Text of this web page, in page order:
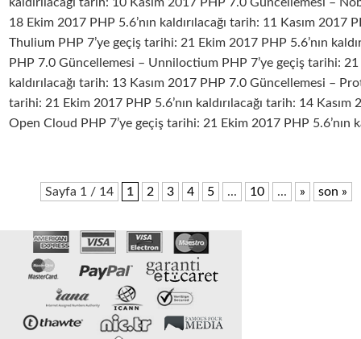
18 Ekim 2017 PHP 5.6’nın kaldırılacağı tarih: 11 Kasım 2017
Thulium PHP 7’ye geçiş tarihi: 21 Ekim 2017 PHP 5.6’nın
PHP 7.0 Güncellemesi – Unniloctium PHP 7’ye geçiş tarihi: 21
kaldırılacağı tarih: 13 Kasım 2017 PHP 7.0 Güncellemesi –
tarihi: 21 Ekim 2017 PHP 5.6’nın kaldırılacağı tarih: 14
Open Cloud PHP 7’ye geçiş tarihi: 21 Ekim 2017 PHP 5.6’nın
Sayfa 1 / 14 1 2 3 4 5 ... 10 ... » son »